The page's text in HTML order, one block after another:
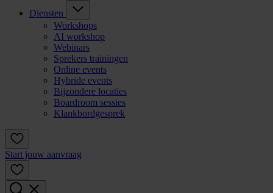
Diensten
Workshops
AI workshop
Webinars
Sprekers trainingen
Online events
Hybride events
Bijzondere locaties
Boardroom sessies
Klankbordgesprek
Start jouw aanvraag